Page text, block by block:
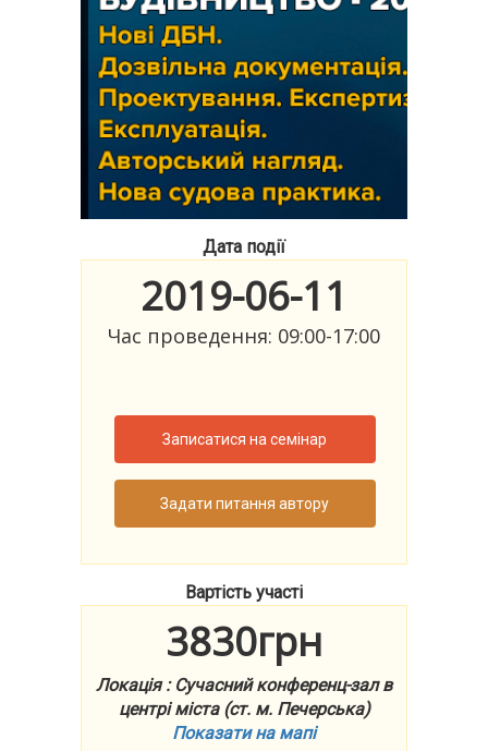
Дата події
2019-06-11
Час проведення: 09:00-17:00
Записатися на семінар
Задати питання автору
Вартість участі
3830грн
Локація : Сучасний конференц-зал в
центрі міста (ст. м. Печерська)
Показати на мапі